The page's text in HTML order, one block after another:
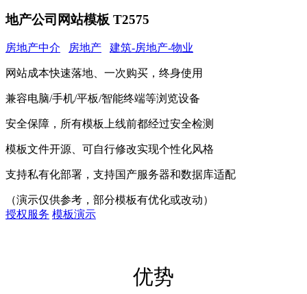
地产公司网站模板 T2575
房地产中介 房地产 建筑-房地产-物业
网站成本快速落地、一次购买，终身使用
兼容电脑/手机/平板/智能终端等浏览设备
安全保障，所有模板上线前都经过安全检测
模板文件开源、可自行修改实现个性化风格
支持私有化部署，支持国产服务器和数据库适配
（演示仅供参考，部分模板有优化或改动）
授权服务 模板演示
优势